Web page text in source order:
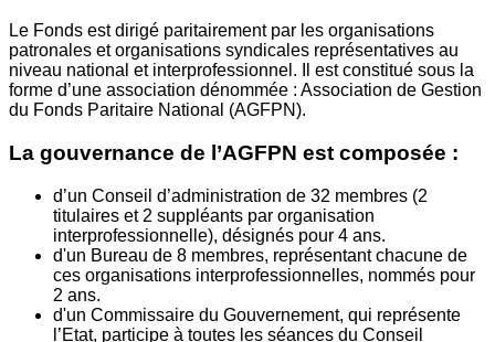
Le Fonds est dirigé paritairement par les organisations
patronales et organisations syndicales représentatives au
niveau national et interprofessionnel. Il est constitué sous la
forme d’une association dénommée : Association de Gestion
du Fonds Paritaire National (AGFPN).
La gouvernance de l’AGFPN est composée :
d’un Conseil d’administration de 32 membres (2
titulaires et 2 suppléants par organisation
interprofessionnelle), désignés pour 4 ans.
d'un Bureau de 8 membres, représentant chacune de
ces organisations interprofessionnelles, nommés pour
2 ans.
d'un Commissaire du Gouvernement, qui représente
l’Etat, participe à toutes les séances du Conseil